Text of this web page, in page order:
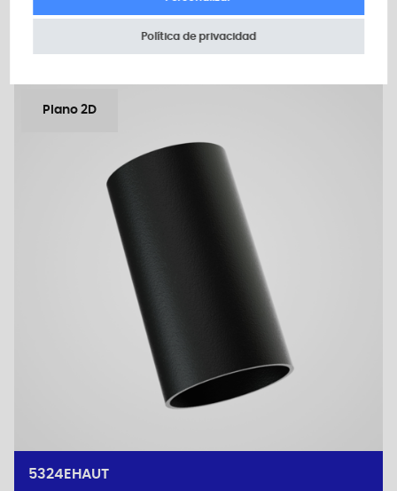
Añadir a mi presupuesto
Plano 2D
5324EHAUT
Política de privacidad